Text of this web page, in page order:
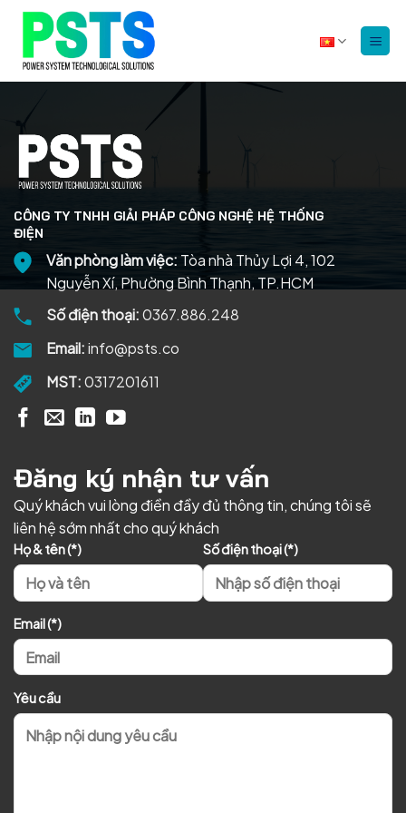
dung
CÔNG TY TNHH GIẢI PHÁP CÔNG NGHỆ HỆ THỐNG
ĐIỆN
Văn phòng làm việc: Tòa nhà Thủy Lợi 4, 102
Nguyễn Xí, Phường Bình Thạnh, TP.HCM
Số điện thoại:0367.886.248
Email:info@psts.co
MST:0317201611
Đăng ký nhận tư vấn
Quý khách vui lòng điền đầy đủ thông tin, chúng tôi sẽ
liên hệ sớm nhất cho quý khách
Họ & tên (*) Số điện thoại (*)
Email (*)
Yêu cầu